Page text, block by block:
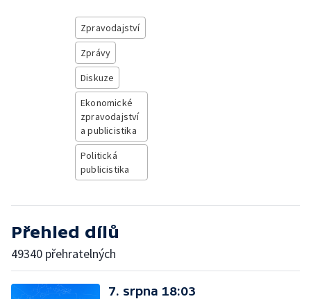
Zpravodajství
Zprávy
Diskuze
Ekonomické
zpravodajství
a publicistika
Politická
publicistika
Přehled dílů
49340 přehratelných
7. srpna 18:03